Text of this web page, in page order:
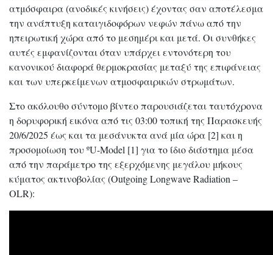
ατμόσφαιρα (ανοδικές κινήσεις) έχοντας σαν αποτέλεσμα
την ανάπτυξη καταιγιδοφόρων νεφών πάνω από την
ηπειρωτική χώρα από το μεσημέρι και μετά. Οι συνθήκες
αυτές εμφανίζονται όταν υπάρχει εντονότερη του
κανονικού διαφορά θερμοκρασίας μεταξύ της επιφάνειας
και των υπερκείμενων ατμοσφαιρικών στρωμάτων.
Στο ακόλουθο σύντομο βίντεο παρουσιάζεται ταυτόχρονα
η δορυφορική εικόνα από τις 03:00 τοπική της Παρασκευής
20/6/2025 έως και τα μεσάνυκτα ανά μία ώρα [2] και η
προσομοίωση του ºU-Model [1] για το ίδιο διάστημα μέσα
από την παράμετρο της εξερχόμενης μεγάλου μήκους
κύματος ακτινοβολίας (Outgoing Longwave Radiation –
OLR):